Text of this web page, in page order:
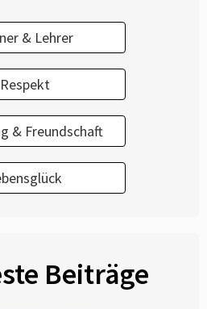
& Lehrer
Respekt
& Freundschaft
Beiträge